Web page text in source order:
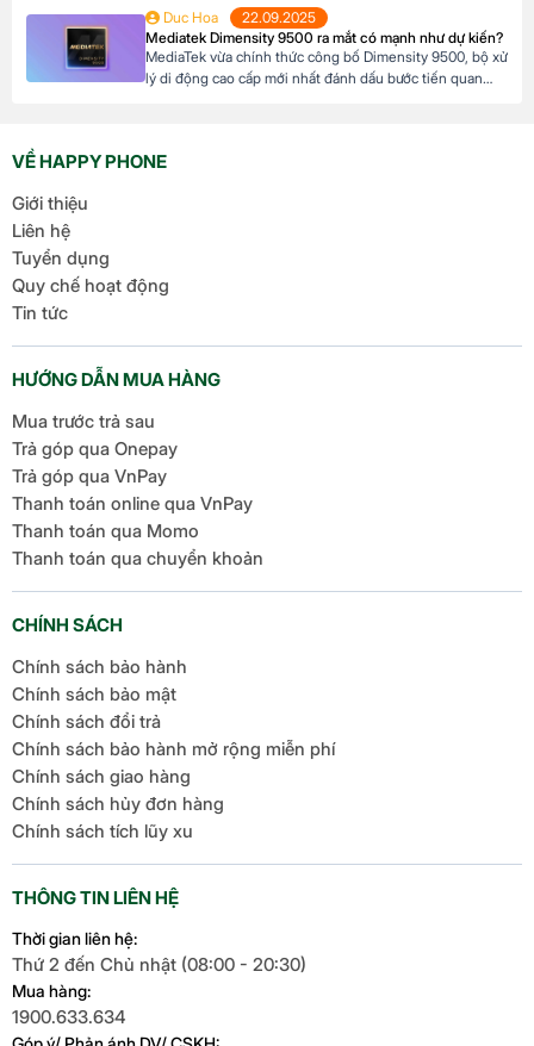
lựa chọn kỳ hạn trả góp từ 3 đến 12 tháng, phù hợp với
khả năng tài chính của mình. Mục […]
Duc Hoa
22.09.2025
Mediatek Dimensity 9500 ra mắt có mạnh như dự kiến?
MediaTek vừa chính thức công bố Dimensity 9500, bộ xử
lý di động cao cấp mới nhất đánh dấu bước tiến quan
VỀ HAPPY PHONE
Giới thiệu
Liên hệ
Tuyển dụng
Quy chế hoạt động
Tin tức
HƯỚNG DẪN MUA HÀNG
Mua trước trả sau
Trả góp qua Onepay
Trả góp qua VnPay
Thanh toán online qua VnPay
Thanh toán qua Momo
Thanh toán qua chuyển khoản
CHÍNH SÁCH
Chính sách bảo hành
Chính sách bảo mật
Chính sách đổi trả
Chính sách bảo hành mở rộng miễn phí
Chính sách giao hàng
Chính sách hủy đơn hàng
Chính sách tích lũy xu
THÔNG TIN LIÊN HỆ
Thời gian liên hệ:
Thứ 2 đến Chủ nhật (08:00 - 20:30)
Mua hàng:
1900.633.634